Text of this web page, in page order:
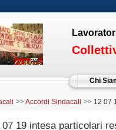
Chi
Accordi Sindacali
12 07
07 19 intesa particolari